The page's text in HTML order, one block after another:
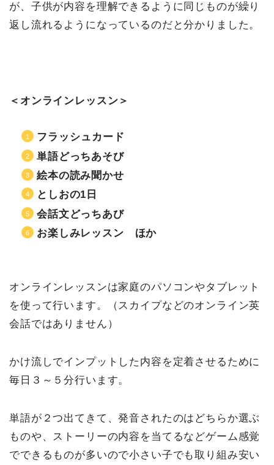
が、子供が内容を理解できるように同じものが繰り
返し流れるようになっているのだと分かりました。
＜オンラインレッスン＞
フラッシュカード
単語どっちあそび
絵本の読み聞かせ
としおの1日
会話文どっちあび
お楽しみレッスン ほか
オンラインレッスンは家庭のパソコンやタブレット
を使って行います。（スカイプなどのオンライン英
会話ではありません）
かけ流しでインプットした内容を定着させるために
毎日３～５分行います。
単語が２つ出てきて、発音されたのはどちらか選ぶ
ものや、ストーリーの内容を当てるなどゲーム感覚
でできるものが多いので小さい子でも取り組み安い